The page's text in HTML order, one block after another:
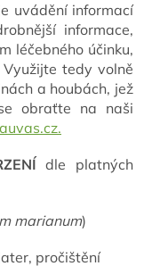
uvádění informací
informace,
léčebného účinku,
tedy volně
a houbách, jež
obraťte na naši
dle platných
marianum)
pročištění